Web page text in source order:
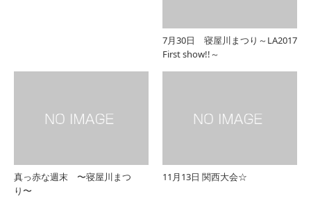
7月30日 寝屋川まつり～LA2017
First show!!～
真っ赤な週末 〜寝屋川まつ
り〜
11月13日 関西大会☆